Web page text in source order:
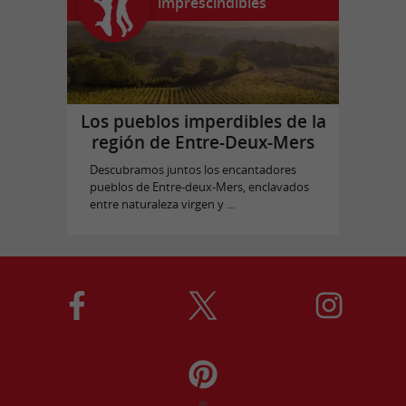
Los pueblos imperdibles de la
región de Entre-Deux-Mers
Descubramos juntos los encantadores
pueblos de Entre-deux-Mers, enclavados
entre naturaleza virgen y ...